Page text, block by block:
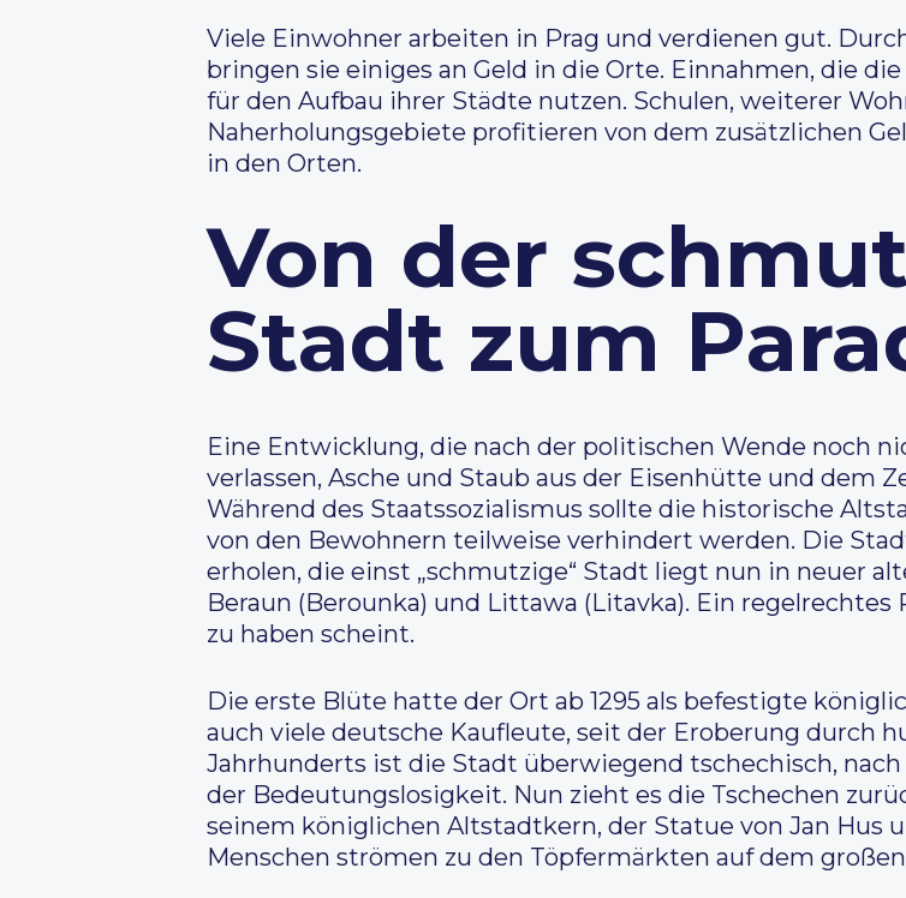
Viele Einwohner arbeiten in Prag und verdienen gut.
bringen sie einiges an Geld in die Orte. Einnahmen, die
für den Aufbau ihrer Städte nutzen. Schulen, weiterer
Naherholungsgebiete profitieren von dem zusätzlichen
in den Orten.
Von der
Stadt zum
Eine Entwicklung, die nach der politischen Wende noch
verlassen, Asche und Staub aus der Eisenhütte und dem
Während des Staatssozialismus sollte die historische
von den Bewohnern teilweise verhindert werden. Die
erholen, die einst „schmutzige“ Stadt liegt nun in neuer
Beraun (Berounka) und Littawa (Litavka). Ein regelrechtes
zu haben scheint.
Die erste Blüte hatte der Ort ab 1295 als befestigte
auch viele deutsche Kaufleute, seit der Eroberung durch
Jahrhunderts ist die Stadt überwiegend tschechisch,
der Bedeutungslosigkeit. Nun zieht es die Tschechen
seinem königlichen Altstadtkern, der Statue von Jan Hus
Menschen strömen zu den Töpfermärkten auf dem